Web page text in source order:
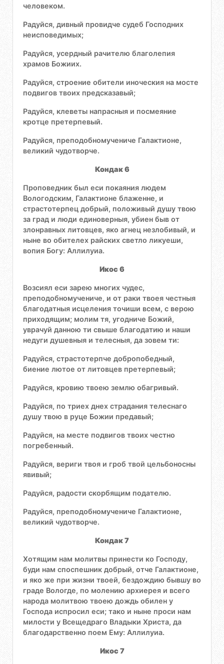
человеком.
Радуйся, дивный провидче судеб Господних
неисповедимых;
Радуйся, усердный рачителю благолепия
храмов Божиих.
Радуйся, строение обители иноческия на мосте
подвигов твоих предсказавый;
Радуйся, клеветы напрасныя и посмеяние
кротце претерпевый.
Радуйся, преподобномучениче Галактионе,
великий чудотворче.
Кондак 6
Проповедник был еси покаяния людем
Вологодским, Галактионе блаженне, и
страстотерпец добрый, положивый душу твою
за град и люди единоверныя, убиен быв от
злонравных литовцев, яко агнец незлобивый, и
ныне во обителех райских светло ликуеши,
вопия Богу: Аллилуиа.
Икос 6
Возсиял еси зарею многих чудес,
преподобномучениче, и от раки твоея честныя
благодатныя исцеления точиши всем, с верою
приходящим; молим тя, угодниче Божий,
уврачуй данною ти свыше благодатию и наши
недуги душевныя и телесныя, да зовем ти:
Радуйся, страстотерпче добропобедный,
биение лютое от литовцев претерпевый;
Радуйся, кровию твоею землю обагривый.
Радуйся, по триех днех страдания телеснаго
душу твою в руце Божии предавый;
Радуйся, на месте подвигов твоих честно
погребенный.
Радуйся, вериги твоя и гроб твой цельбоносны
явивый;
Радуйся, радости скорбящим подателю.
Радуйся, преподобномучениче Галактионе,
великий чудотворче.
Кондак 7
Хотящим нам молитвы принести ко Господу,
буди нам споспешник добрый, отче Галактионе,
и яко же при жизни твоей, бездождию бывшу во
граде Вологде, по молению архиерея и всего
народа молитвою твоею дождь обилен у
Господа испросил еси; тако и ныне проси нам
милости у Всещедраго Владыки Христа, да
благодарственно поем Ему: Аллилуиа.
Икос 7